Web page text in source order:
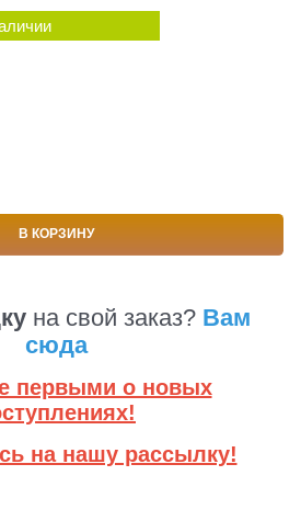
В КОРЗИНУ
на свой заказ? Вам
сюда
первыми о новых
на нашу рассылку!